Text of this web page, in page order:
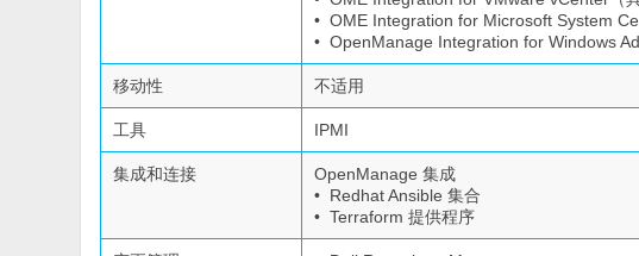
• OME Integration for Microsoft System
• OpenManage Integration for Windows
移动性 不适用
工具 IPMI
集成和连接
OpenManage 集成
• Redhat Ansible 集合
• Terraform 提供程序